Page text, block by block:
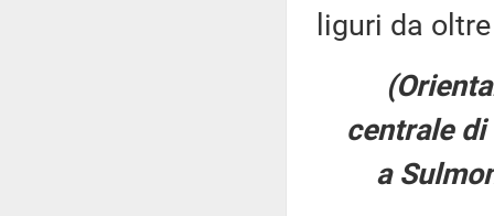
liguri da
centrale
a